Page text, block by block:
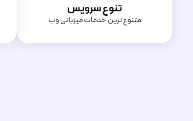
تنوع سرویس
متنوع ترین خدمات میزبانی وب